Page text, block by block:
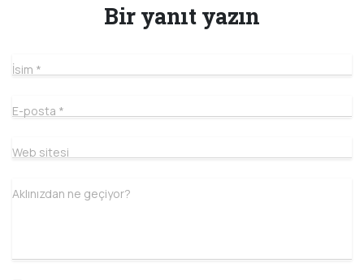
Bir yanıt yazın
İsim *
E-posta *
Web sitesi
Aklınızdan ne geçiyor?